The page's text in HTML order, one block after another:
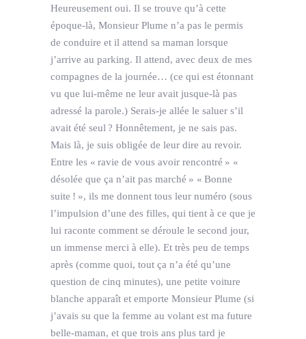
Heureusement oui. Il se trouve qu’à cette
époque-là, Monsieur Plume n’a pas le permis
de conduire et il attend sa maman lorsque
j’arrive au parking. Il attend, avec deux de mes
compagnes de la journée… (ce qui est étonnant
vu que lui-même ne leur avait jusque-là pas
adressé la parole.) Serais-je allée le saluer s’il
avait été seul ? Honnêtement, je ne sais pas.
Mais là, je suis obligée de leur dire au revoir.
Entre les « ravie de vous avoir rencontré » «
désolée que ça n’ait pas marché » « Bonne
suite ! », ils me donnent tous leur numéro (sous
l’impulsion d’une des filles, qui tient à ce que je
lui raconte comment se déroule le second jour,
un immense merci à elle). Et très peu de temps
après (comme quoi, tout ça n’a été qu’une
question de cinq minutes), une petite voiture
blanche apparaît et emporte Monsieur Plume (si
j’avais su que la femme au volant est ma future
belle-maman, et que trois ans plus tard je